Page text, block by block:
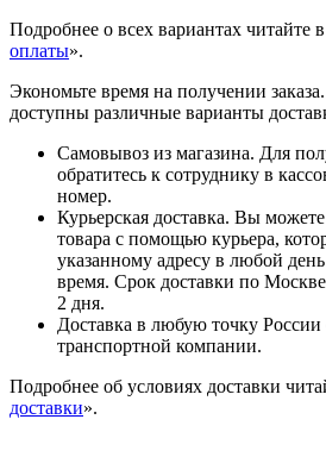
Подробнее о всех вариантах читайте в
оплаты».
Экономьте время на получении
доступны различные варианты
Самовывоз из магазина. Для
обратитесь к сотруднику в
номер.
Курьерская доставка. Вы можете
товара с помощью курьера,
указанному адресу в любой
время. Срок доставки по Москве
2 дня.
Доставка в любую точку
транспортной компании.
Подробнее об условиях доставки
доставки».